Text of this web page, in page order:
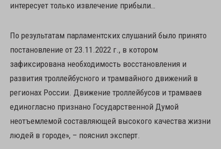
интересует только извлечение прибыли…
По результатам парламентских слушаний было принято
постановление от 23.11.2022 г., в котором
зафиксирована необходимость восстановления и
развития троллейбусного и трамвайного движений в
регионах России. Движение троллейбусов и трамваев
единогласно признано Государственной Думой
неотъемлемой составляющей высокого качества жизни
людей в городе», – пояснил эксперт.